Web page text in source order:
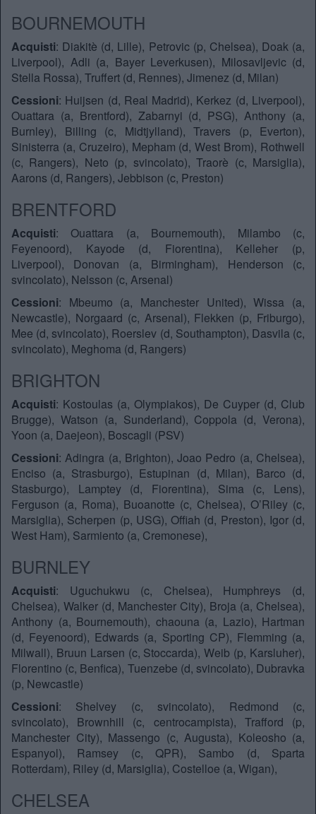
BOURNEMOUTH
Acquisti: Diakitè (d, Lille), Petrovic (p, Chelsea), Doak (a,
Liverpool), Adli (a, Bayer Leverkusen), Milosavljevic (d,
Stella Rossa), Truffert (d, Rennes), Jimenez (d, Milan)
Cessioni: Huijsen (d, Real Madrid), Kerkez (d, Liverpool),
Ouattara (a, Brentford), Zabarnyi (d, PSG), Anthony (a,
Burnley), Billing (c, Midtjylland), Travers (p, Everton),
Sinisterra (a, Cruzeiro), Mepham (d, West Brom), Rothwell
(c, Rangers), Neto (p, svincolato), Traorè (c, Marsiglia),
Aarons (d, Rangers), Jebbison (c, Preston)
BRENTFORD
Acquisti: Ouattara (a, Bournemouth), Milambo (c,
Feyenoord), Kayode (d, Fiorentina), Kelleher (p,
Liverpool), Donovan (a, Birmingham), Henderson (c,
svincolato), Nelsson (c, Arsenal)
Cessioni: Mbeumo (a, Manchester United), Wissa (a,
Newcastle), Norgaard (c, Arsenal), Flekken (p, Friburgo),
Mee (d, svincolato), Roerslev (d, Southampton), Dasvila (c,
svincolato), Meghoma (d, Rangers)
BRIGHTON
Acquisti: Kostoulas (a, Olympiakos), De Cuyper (d, Club
Brugge), Watson (a, Sunderland), Coppola (d, Verona),
Yoon (a, Daejeon), Boscagli (PSV)
Cessioni: Adingra (a, Brighton), Joao Pedro (a, Chelsea),
Enciso (a, Strasburgo), Estupinan (d, Milan), Barco (d,
Stasburgo), Lamptey (d, Fiorentina), Sima (c, Lens),
Ferguson (a, Roma), Buoanotte (c, Chelsea), O’Riley (c,
Marsiglia), Scherpen (p, USG), Offiah (d, Preston), Igor (d,
West Ham), Sarmiento (a, Cremonese),
BURNLEY
Acquisti: Uguchukwu (c, Chelsea), Humphreys (d,
Chelsea), Walker (d, Manchester City), Broja (a, Chelsea),
Anthony (a, Bournemouth), chaouna (a, Lazio), Hartman
(d, Feyenoord), Edwards (a, Sporting CP), Flemming (a,
Milwall), Bruun Larsen (c, Stoccarda), Weib (p, Karsluher),
Florentino (c, Benfica), Tuenzebe (d, svincolato), Dubravka
(p, Newcastle)
Cessioni: Shelvey (c, svincolato), Redmond (c,
svincolato), Brownhill (c, centrocampista), Trafford (p,
Manchester City), Massengo (c, Augusta), Koleosho (a,
Espanyol), Ramsey (c, QPR), Sambo (d, Sparta
Rotterdam), Riley (d, Marsiglia), Costelloe (a, Wigan),
CHELSEA